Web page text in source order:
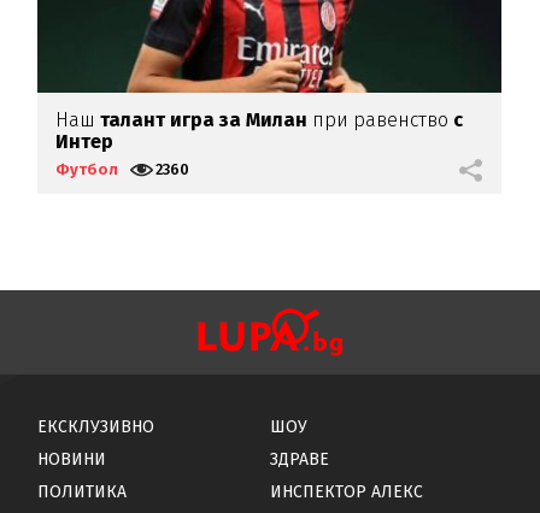
Нашталант игра за Милан при равенство с
Интер
Футбол 2360
ЕКСКЛУЗИВНО
НОВИНИ
ПОЛИТИКА
ШОУ
ЗДРАВЕ
ИНСПЕКТОР АЛЕКС